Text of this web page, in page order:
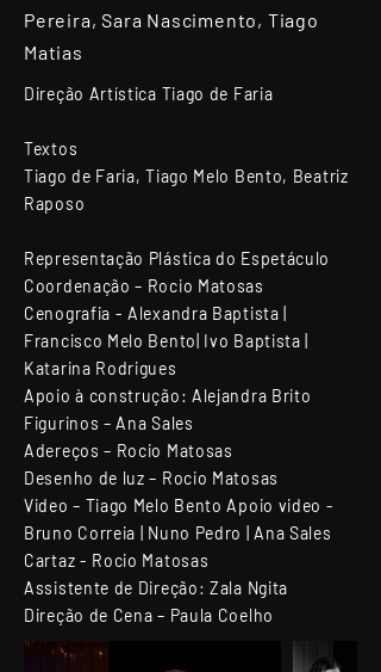
Pereira, Sara Nascimento, Tiago
Matias
Direção Artística Tiago de Faria
Textos
Tiago de Faria, Tiago Melo Bento, Beatriz
Raposo
Representação Plástica do Espetáculo
Coordenação – Rocio Matosas
Cenografia - Alexandra Baptista |
Francisco Melo Bento| Ivo Baptista |
Katarina Rodrigues
Apoio à construção: Alejandra Brito
Figurinos – Ana Sales
Adereços – Rocio Matosas
Desenho de luz – Rocio Matosas
Video – Tiago Melo Bento Apoio video -
Bruno Correia | Nuno Pedro | Ana Sales
Cartaz - Rocio Matosas
Assistente de Direção: Zala Ngita
Direção de Cena – Paula Coelho